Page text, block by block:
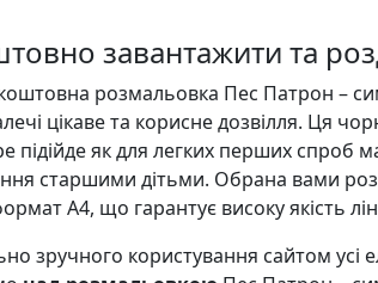
завантажити та
розмальовка Пес Патрон –
цікаве та корисне дозвілля. Ця
підійде як для легких перших спроб
старшими дітьми. Обрана вами
А4, що гарантує високу якість
зручного користування сайтом усі